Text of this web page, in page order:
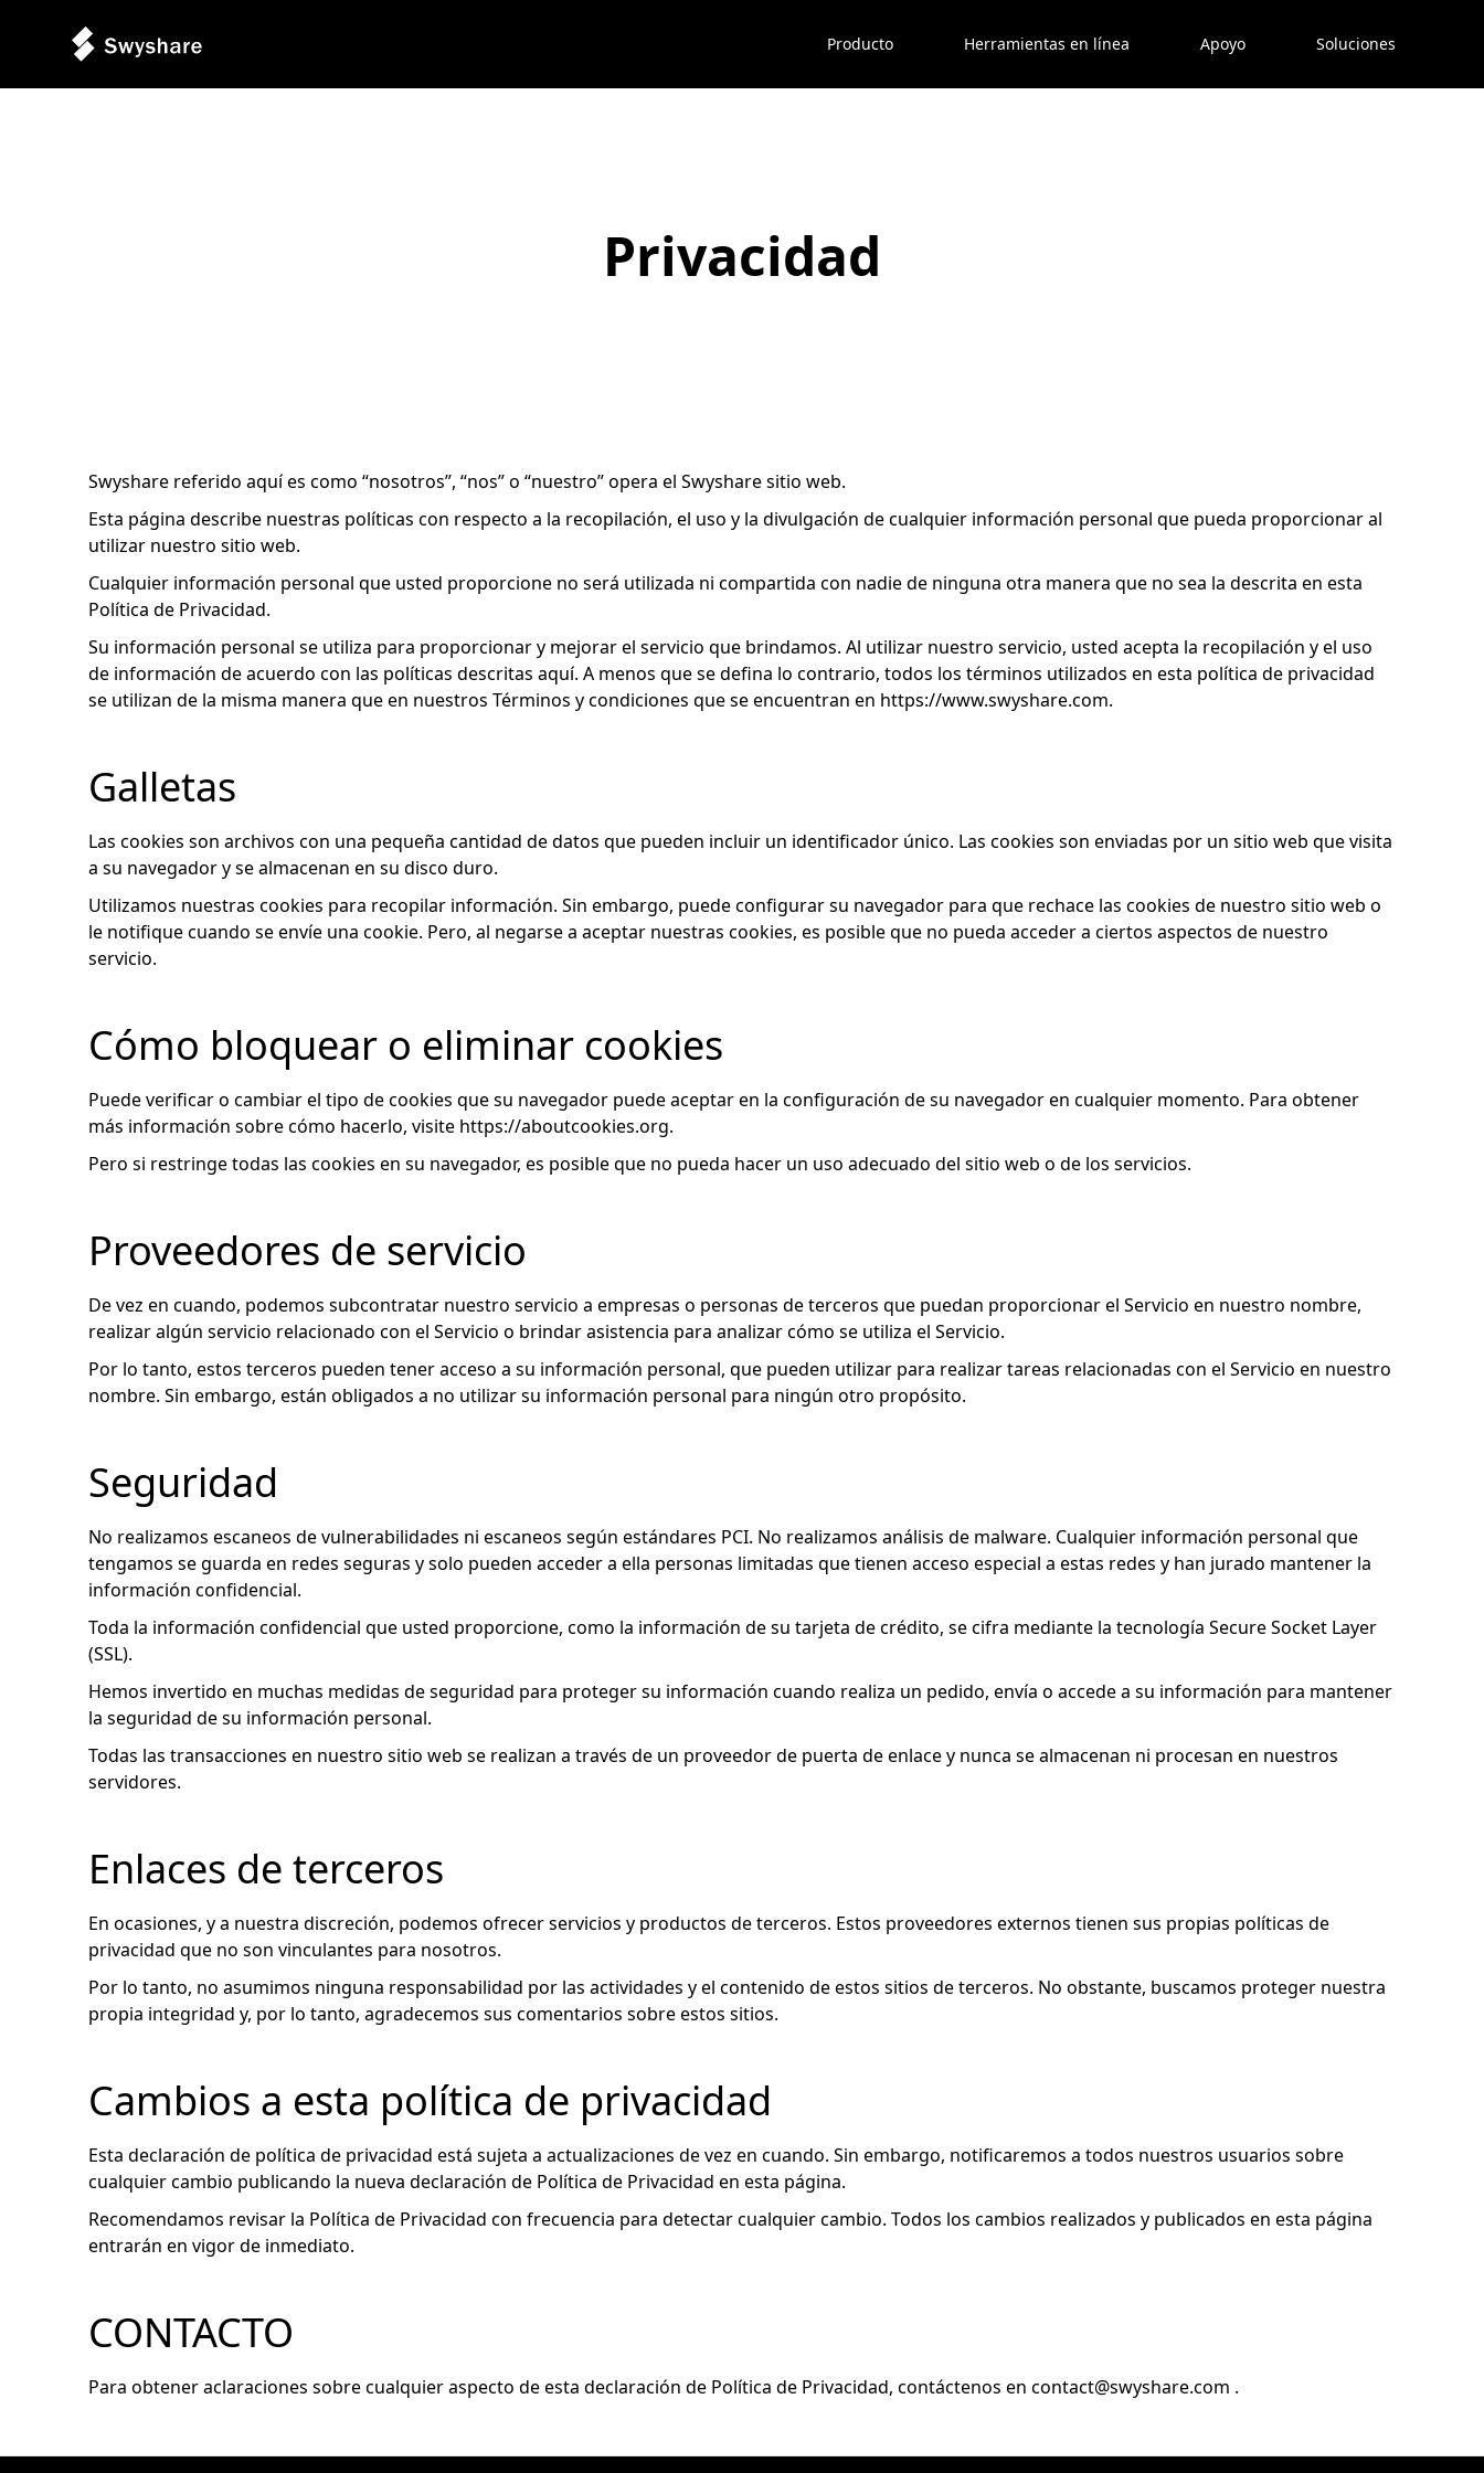
Producto Herramientas en línea Apoyo Soluciones
Privacidad
Swyshare referido aquí es como “nosotros”, “nos” o “nuestro” opera el Swyshare sitio web.
Esta página describe nuestras políticas con respecto a la recopilación, el uso y la divulgación de cualquier información personal que pueda proporcionar al
utilizar nuestro sitio web.
Cualquier información personal que usted proporcione no será utilizada ni compartida con nadie de ninguna otra manera que no sea la descrita en esta
Política de Privacidad.
Su información personal se utiliza para proporcionar y mejorar el servicio que brindamos. Al utilizar nuestro servicio, usted acepta la recopilación y el uso
de información de acuerdo con las políticas descritas aquí. A menos que se defina lo contrario, todos los términos utilizados en esta política de privacidad
se utilizan de la misma manera que en nuestros Términos y condiciones que se encuentran en https://www.swyshare.com.
Galletas
Las cookies son archivos con una pequeña cantidad de datos que pueden incluir un identificador único. Las cookies son enviadas por un sitio web que visita
a su navegador y se almacenan en su disco duro.
Utilizamos nuestras cookies para recopilar información. Sin embargo, puede configurar su navegador para que rechace las cookies de nuestro sitio web o
le notifique cuando se envíe una cookie. Pero, al negarse a aceptar nuestras cookies, es posible que no pueda acceder a ciertos aspectos de nuestro
servicio.
Cómo bloquear o eliminar cookies
Puede verificar o cambiar el tipo de cookies que su navegador puede aceptar en la configuración de su navegador en cualquier momento. Para obtener
más información sobre cómo hacerlo, visite https://aboutcookies.org.
Pero si restringe todas las cookies en su navegador, es posible que no pueda hacer un uso adecuado del sitio web o de los servicios.
Proveedores de servicio
De vez en cuando, podemos subcontratar nuestro servicio a empresas o personas de terceros que puedan proporcionar el Servicio en nuestro nombre,
realizar algún servicio relacionado con el Servicio o brindar asistencia para analizar cómo se utiliza el Servicio.
Por lo tanto, estos terceros pueden tener acceso a su información personal, que pueden utilizar para realizar tareas relacionadas con el Servicio en nuestro
nombre. Sin embargo, están obligados a no utilizar su información personal para ningún otro propósito.
Seguridad
No realizamos escaneos de vulnerabilidades ni escaneos según estándares PCI. No realizamos análisis de malware. Cualquier información personal que
tengamos se guarda en redes seguras y solo pueden acceder a ella personas limitadas que tienen acceso especial a estas redes y han jurado mantener la
información confidencial.
Toda la información confidencial que usted proporcione, como la información de su tarjeta de crédito, se cifra mediante la tecnología Secure Socket Layer
(SSL).
Hemos invertido en muchas medidas de seguridad para proteger su información cuando realiza un pedido, envía o accede a su información para mantener
la seguridad de su información personal.
Todas las transacciones en nuestro sitio web se realizan a través de un proveedor de puerta de enlace y nunca se almacenan ni procesan en nuestros
servidores.
Enlaces de terceros
En ocasiones, y a nuestra discreción, podemos ofrecer servicios y productos de terceros. Estos proveedores externos tienen sus propias políticas de
privacidad que no son vinculantes para nosotros.
Por lo tanto, no asumimos ninguna responsabilidad por las actividades y el contenido de estos sitios de terceros. No obstante, buscamos proteger nuestra
propia integridad y, por lo tanto, agradecemos sus comentarios sobre estos sitios.
Cambios a esta política de privacidad
Esta declaración de política de privacidad está sujeta a actualizaciones de vez en cuando. Sin embargo, notificaremos a todos nuestros usuarios sobre
cualquier cambio publicando la nueva declaración de Política de Privacidad en esta página.
Recomendamos revisar la Política de Privacidad con frecuencia para detectar cualquier cambio. Todos los cambios realizados y publicados en esta página
entrarán en vigor de inmediato.
CONTACTO
Para obtener aclaraciones sobre cualquier aspecto de esta declaración de Política de Privacidad, contáctenos en contact@swyshare.com .